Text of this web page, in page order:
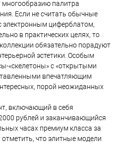
многообразию палитра
Если не считать обычные
электронным циферблатом,
в практических целях, то
обязательно порадуют
эстетики. Особым
«скелетоны» с «открытыми
впечатляющим
порой неожиданных
включающий в себя
рублей и заканчивающийся
часах премиум класса за
что элитные модели